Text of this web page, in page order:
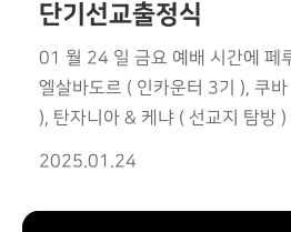
단기선교출정식
01 월 24 일 금요 예배 시간에 페
엘살바도르 ( 인카운터 3기 ), 쿠바
), 탄자니아 & 케냐 ( 선교지 탐방 )
2025.01.24